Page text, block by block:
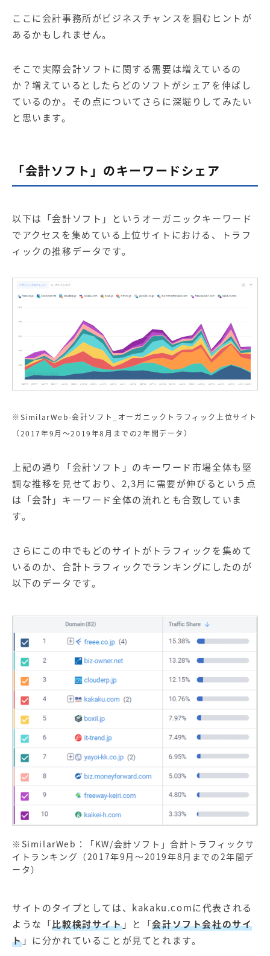
ここに会計事務所がビジネスチャンスを掴むヒントが
あるかもしれません。
そこで実際会計ソフトに関する需要は増えているの
か？増えているとしたらどのソフトがシェアを伸ばし
ているのか。その点についてさらに深堀りしてみたい
と思います。
「会計ソフト」のキーワードシェア
以下は「会計ソフト」というオーガニックキーワード
でアクセスを集めている上位サイトにおける、トラフ
ィックの推移データです。
※SimilarWeb-会計ソフト_オーガニックトラフィック上位サイト
（2017年9月～2019年8月までの2年間データ）
上記の通り「会計ソフト」のキーワード市場全体も堅
調な推移を見せており、2,3月に需要が伸びるという点
は「会計」キーワード全体の流れとも合致していま
す。
さらにこの中でもどのサイトがトラフィックを集めて
いるのか、合計トラフィックでランキングにしたのが
以下のデータです。
※SimilarWeb：「KW/会計ソフト」合計トラフィックサ
イトランキング（2017年9月～2019年8月までの2年間デ
ータ）
サイトのタイプとしては、kakaku.comに代表される
ような「比較検討サイト」と「会計ソフト会社のサイ
ト」に分かれていることが見てとれます。